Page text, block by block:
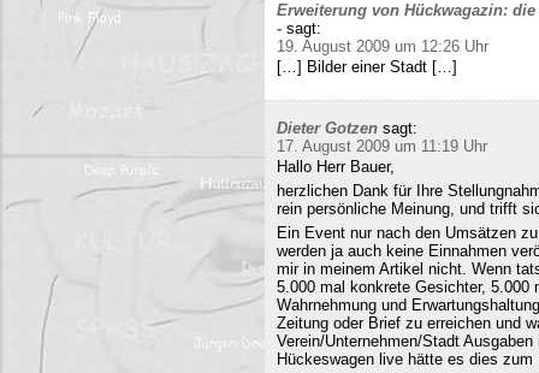
Erweiterung von Hückwagazin:
- sagt:
19. August 2009 um 12:26 Uhr
[…] Bilder einer Stadt […]
Dieter Gotzen sagt:
17. August 2009 um 11:19 Uhr
Hallo Herr Bauer,
herzlichen Dank für Ihre
rein persönliche Meinung, und trifft
Ein Event nur nach den Umsätzen
werden ja auch keine Einnahmen
mir in meinem Artikel nicht. Wenn
5.000 mal konkrete Gesichter, 5.000
Wahrnehmung und
Zeitung oder Brief zu erreichen und
Verein/Unternehmen/Stadt
Hückeswagen live hätte es dies zum